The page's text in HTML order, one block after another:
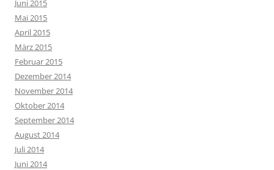
Juni 2015
Mai 2015
April 2015
März 2015
Februar 2015
Dezember 2014
November 2014
Oktober 2014
September 2014
August 2014
Juli 2014
Juni 2014